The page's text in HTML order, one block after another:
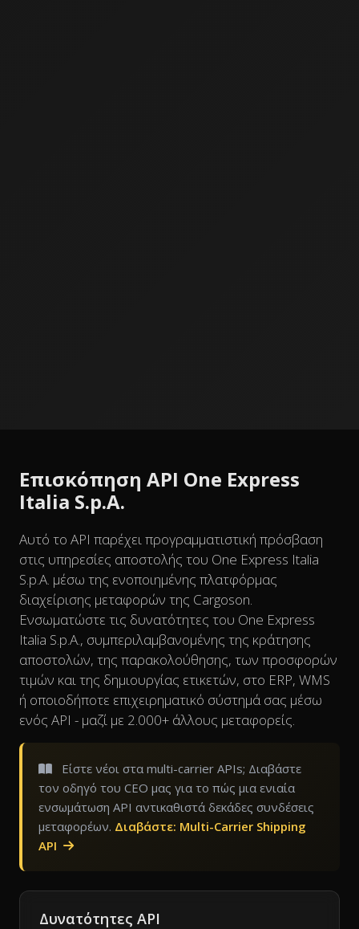
Επισκόπηση API One Express
Italia S.p.A.
Αυτό το API παρέχει προγραμματιστική πρόσβαση
στις υπηρεσίες αποστολής του One Express Italia
S.p.A. μέσω της ενοποιημένης πλατφόρμας
διαχείρισης μεταφορών της Cargoson.
Ενσωματώστε τις δυνατότητες του One Express
Italia S.p.A., συμπεριλαμβανομένης της κράτησης
αποστολών, της παρακολούθησης, των προσφορών
τιμών και της δημιουργίας ετικετών, στο ERP, WMS
ή οποιοδήποτε επιχειρηματικό σύστημά σας μέσω
ενός API - μαζί με 2.000+ άλλους μεταφορείς.
Είστε νέοι στα multi-carrier APIs; Διαβάστε
τον οδηγό του CEO μας για το πώς μια ενιαία
ενσωμάτωση API αντικαθιστά δεκάδες συνδέσεις
μεταφορέων. Διαβάστε: Multi-Carrier Shipping
API
Δυνατότητες API